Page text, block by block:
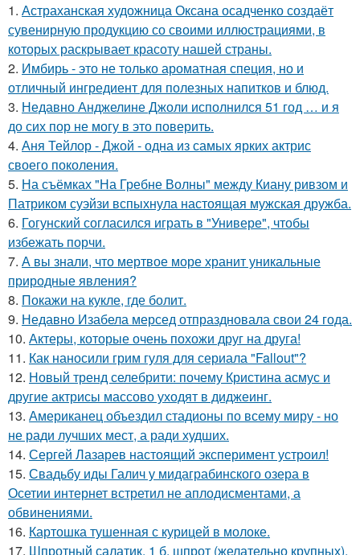
1. Астраханская художница Оксана осадченко создаёт
сувенирную продукцию со своими иллюстрациями, в
которых раскрывает красоту нашей страны.
2. Имбирь - это не только ароматная специя, но и
отличный ингредиент для полезных напитков и блюд.
3. Недавно Анджелине Джоли исполнился 51 год … и я
до сих пор не могу в это поверить.
4. Аня Тейлор - Джой - одна из самых ярких актрис
своего поколения.
5. На съёмках "На Гребне Волны" между Киану ривзом и
Патриком суэйзи вспыхнула настоящая мужская дружба.
6. Гогунский согласился играть в "Универе", чтобы
избежать порчи.
7. А вы знали, что мертвое море хранит уникальные
природные явления?
8. Покажи на кукле, где болит.
9. Недавно Изабела мерсед отпраздновала свои 24 года.
10. Актеры, которые очень похожи друг на друга!
11. Как наносили грим гуля для сериала "Fallout"?
12. Новый тренд селебрити: почему Кристина асмус и
другие актрисы массово уходят в диджеинг.
13. Американец объездил стадионы по всему миру - но
не ради лучших мест, а ради худших.
14. Сергей Лазарев настоящий эксперимент устроил!
15. Свадьбу иды Галич у мидаграбинского озера в
Осетии интернет встретил не аплодисментами, а
обвинениями.
16. Картошка тушенная с курицей в молоке.
17. Шпротный салатик. 1 б. шпрот (желательно крупных).